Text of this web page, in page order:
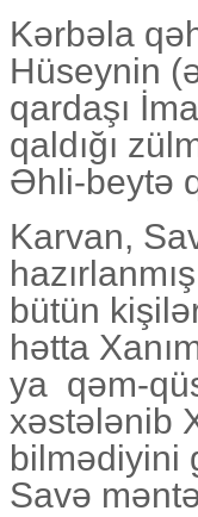
Kərbəla
Hüseynin
qardaşı
qaldığı
Əhli-beytə
Karvan,
bütün
hətta
ya qəm-
xəstələnib
bilmədiyini
Savə